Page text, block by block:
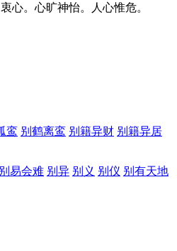
心。心旷神怡。人心惟危。
鸾 别鹤离鸾 别籍异财 别籍异居
别易会难 别异 别义 别仪 别有天地